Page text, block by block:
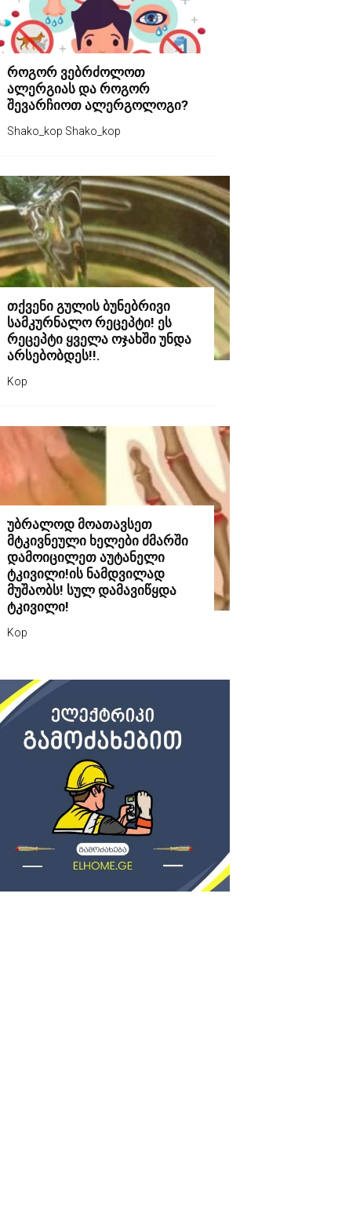
როგორ ვებრძოლოთ
ალერგიას და როგორ
შევარჩიოთ ალერგოლოგი?
Shako_kop Shako_kop
თქვენი გულის ბუნებრივი
სამკურნალო რეცეპტი! ეს
რეცეპტი ყველა ოჯახში უნდა
არსებობდეს!!.
Kop
უბრალოდ მოათავსეთ
მტკივნეული ხელები ძმარში
დამოიცილეთ აუტანელი
ტკივილი!ის ნამდვილად
მუშაობს! სულ დამავიწყდა
ტკივილი!
Kop